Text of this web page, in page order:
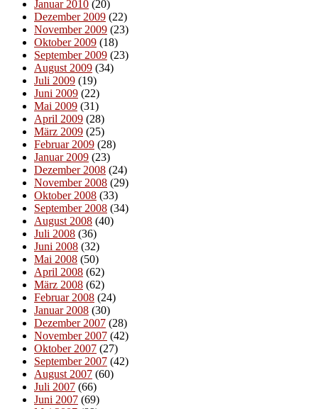
Januar 2010 (20)
Dezember 2009 (22)
November 2009 (23)
Oktober 2009 (18)
September 2009 (23)
August 2009 (34)
Juli 2009 (19)
Juni 2009 (22)
Mai 2009 (31)
April 2009 (28)
März 2009 (25)
Februar 2009 (28)
Januar 2009 (23)
Dezember 2008 (24)
November 2008 (29)
Oktober 2008 (33)
September 2008 (34)
August 2008 (40)
Juli 2008 (36)
Juni 2008 (32)
Mai 2008 (50)
April 2008 (62)
März 2008 (62)
Februar 2008 (24)
Januar 2008 (30)
Dezember 2007 (28)
November 2007 (42)
Oktober 2007 (27)
September 2007 (42)
August 2007 (60)
Juli 2007 (66)
Juni 2007 (69)